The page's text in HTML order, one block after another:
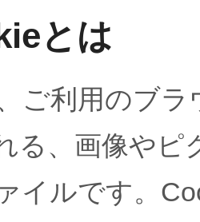
とは
ご利用のブ
る、画像やピ
イルです。